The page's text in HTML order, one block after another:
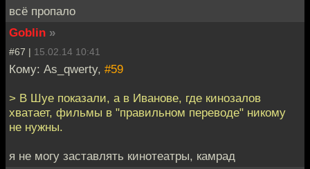
всё пропало
Goblin »
#67 | 15.02.14 10:41
Кому: As_qwerty, #59
> В Шуе показали, а в Иванове, где кинозалов
хватает, фильмы в "правильном переводе" никому
не нужны.
я не могу заставлять кинотеатры, камрад